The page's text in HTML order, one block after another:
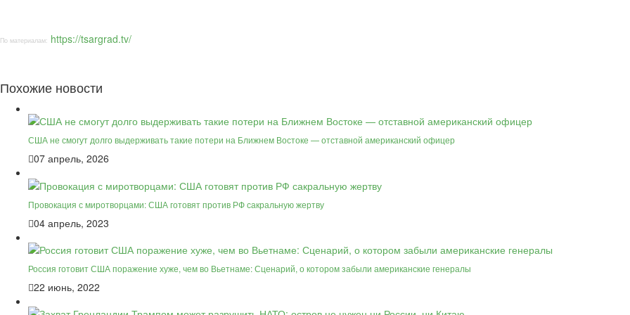
По материалам: https://tsargrad.tv/
Похожие новости
США не смогут долго выдерживать такие потери на Ближнем Востоке — отставной американский офицер
07 апрель, 2026
Провокация с миротворцами: США готовят против РФ сакральную жертву
04 апрель, 2023
Россия готовит США поражение хуже, чем во Вьетнаме: Сценарий, о котором забыли американские генералы
22 июнь, 2022